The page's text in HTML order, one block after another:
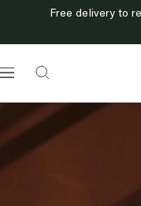
content
Free delivery to
Navigation